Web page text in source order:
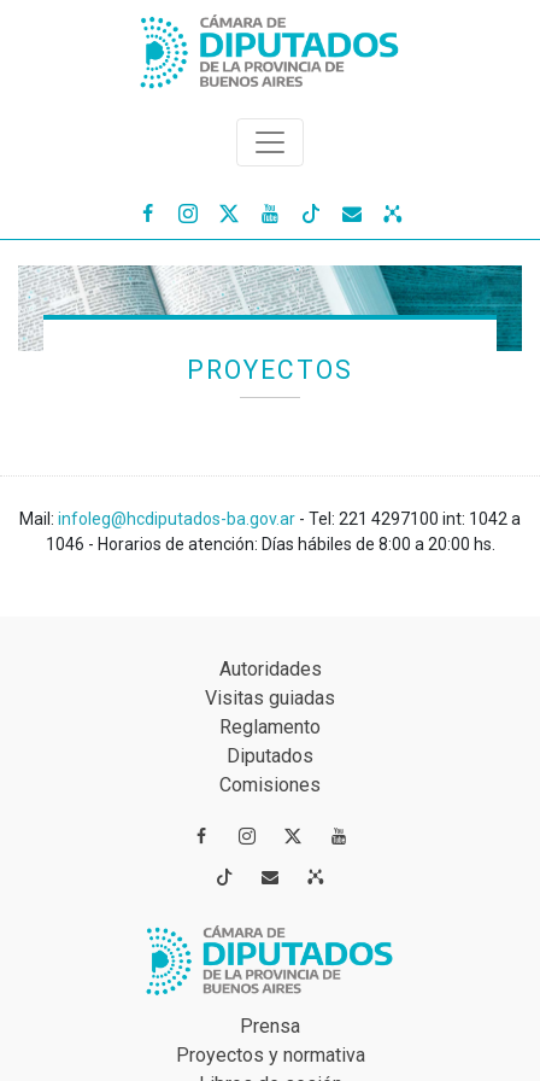
   
PROYECTOS
Mail: infoleg@hcdiputados-ba.gov.ar - Tel: 221 4297100 int: 1042 a
1046 - Horarios de atención: Días hábiles de 8:00 a 20:00 hs.
Autoridades
Visitas guiadas
Reglamento
Diputados
Comisiones
 
 
Prensa
Proyectos y normativa